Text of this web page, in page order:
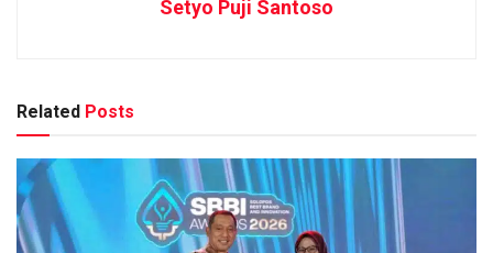
Setyo Puji Santoso
Related Posts